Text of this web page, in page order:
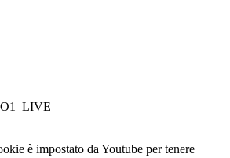
è impostato da Youtube per tenere